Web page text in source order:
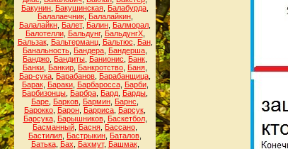
Бакунин Бакушинская Балабурда
Балалаечник, Балалайкин,
Балалайкн Балет, Балин Балморал
Балотелли, Бальдунг, БальдунгХ,
Бальзак, Бальтерманц, Бальтюс Бан,
Банальность Бандера Бандерша
Банджо Бандиты Банионис Банк
Банки Банкир Банкротство Баня
Бар-сука Барабанов Барабанщица
Барак, Бараки, Барбаросса, Барби,
Барбизонцы Барбра Бард Барды
Баре Барков Бармин Барнс
Барокко Барон Барриса Барсук
Барсука, Барышников, Баскетбол,
Басманный Басня Бассано
Бастилия Бастрыкин Баталов
Батька, Бах Бахмут, Башмак,